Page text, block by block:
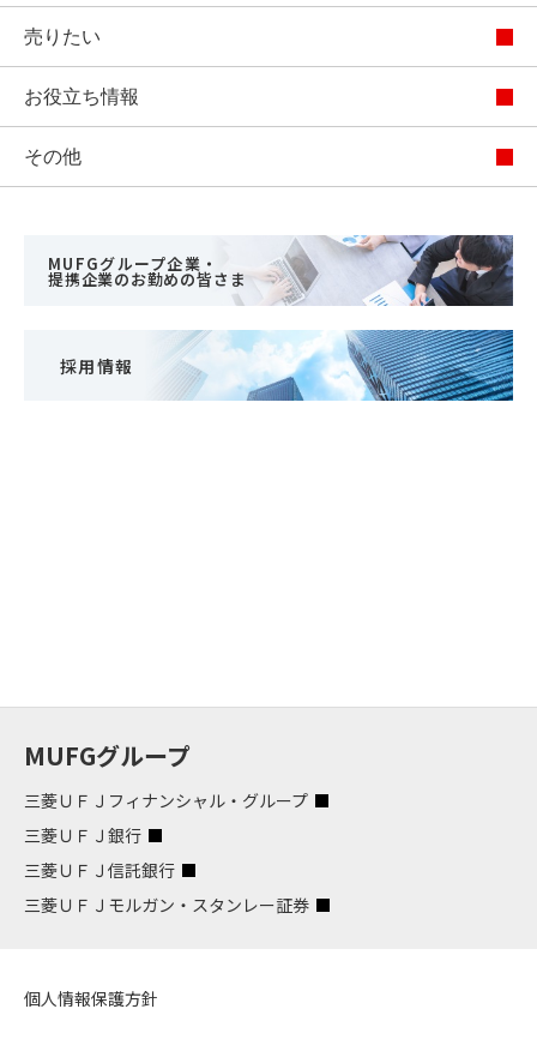
売りたい
お役立ち情報
その他
MUFGグループ企業・
提携企業のお勤めの皆さま
採用情報
MUFGグループ
三菱ＵＦＪフィナンシャル・グループ
三菱ＵＦＪ銀行
三菱ＵＦＪ信託銀行
三菱ＵＦＪモルガン・スタンレー証券
個人情報保護方針